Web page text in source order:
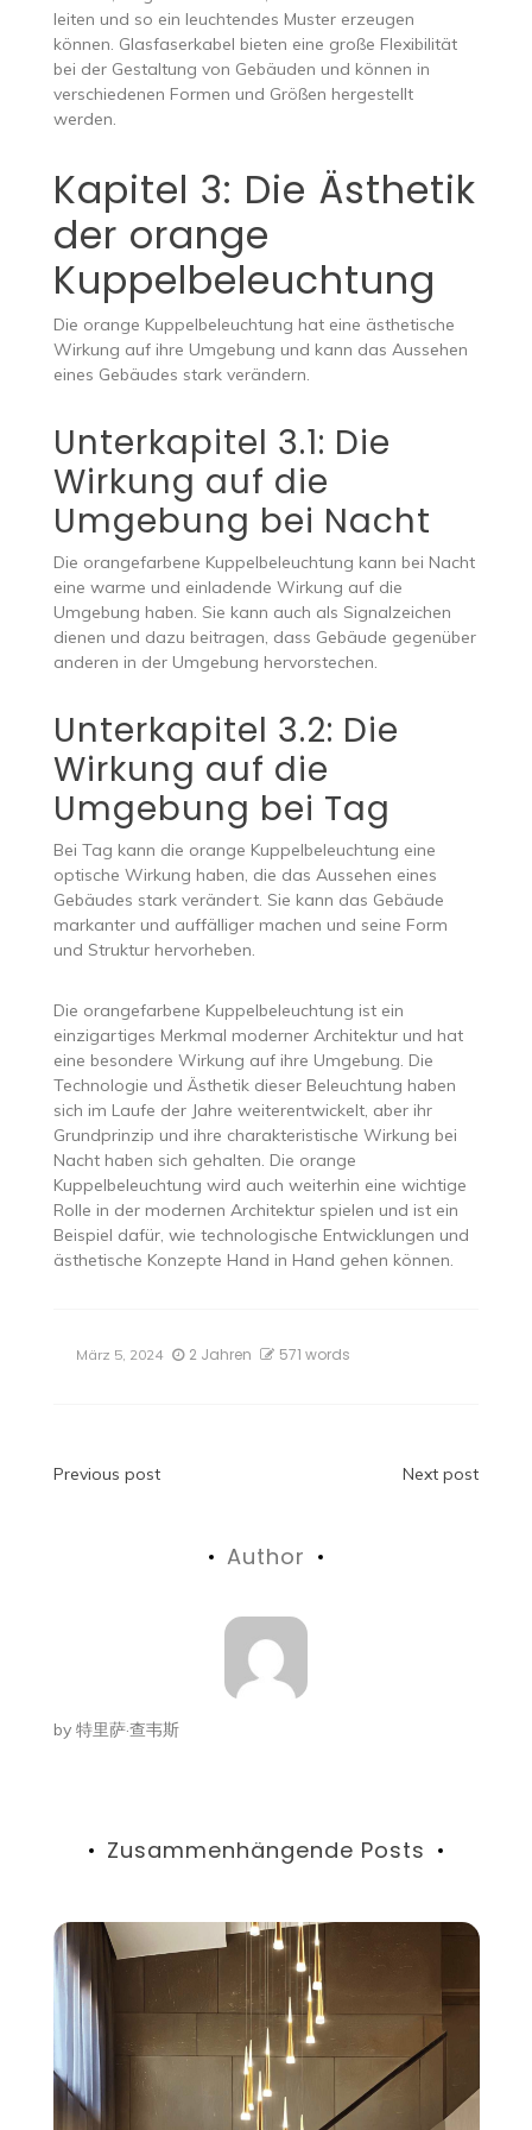
leiten und so ein leuchtendes Muster erzeugen
können. Glasfaserkabel bieten eine große Flexibilität
bei der Gestaltung von Gebäuden und können in
verschiedenen Formen und Größen hergestellt
werden.
Kapitel 3: Die Ästhetik
der orange
Kuppelbeleuchtung
Die orange Kuppelbeleuchtung hat eine ästhetische
Wirkung auf ihre Umgebung und kann das Aussehen
eines Gebäudes stark verändern.
Unterkapitel 3.1: Die
Wirkung auf die
Umgebung bei Nacht
Die orangefarbene Kuppelbeleuchtung kann bei Nacht
eine warme und einladende Wirkung auf die
Umgebung haben. Sie kann auch als Signalzeichen
dienen und dazu beitragen, dass Gebäude gegenüber
anderen in der Umgebung hervorstechen.
Unterkapitel 3.2: Die
Wirkung auf die
Umgebung bei Tag
Bei Tag kann die orange Kuppelbeleuchtung eine
optische Wirkung haben, die das Aussehen eines
Gebäudes stark verändert. Sie kann das Gebäude
markanter und auffälliger machen und seine Form
und Struktur hervorheben.
Die orangefarbene Kuppelbeleuchtung ist ein
einzigartiges Merkmal moderner Architektur und hat
eine besondere Wirkung auf ihre Umgebung. Die
Technologie und Ästhetik dieser Beleuchtung haben
sich im Laufe der Jahre weiterentwickelt, aber ihr
Grundprinzip und ihre charakteristische Wirkung bei
Nacht haben sich gehalten. Die orange
Kuppelbeleuchtung wird auch weiterhin eine wichtige
Rolle in der modernen Architektur spielen und ist ein
Beispiel dafür, wie technologische Entwicklungen und
ästhetische Konzepte Hand in Hand gehen können.
März 5, 2024 2 Jahren 571 words
Beitragsnavigation
Previous post Next post
Author
by 特里萨·查韦斯
Zusammenhängende Posts